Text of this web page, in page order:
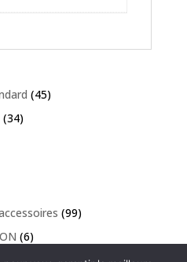
(45)
(34)
(99)
(6)